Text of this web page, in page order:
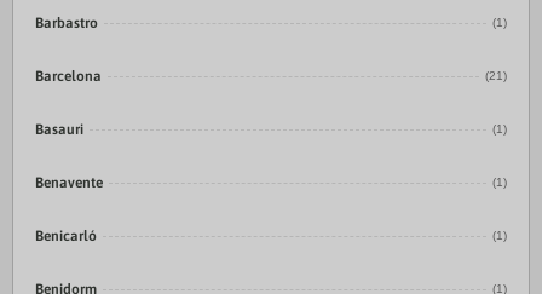
Barbastro (1)
Barcelona (21)
Basauri (1)
Benavente (1)
Benicarló (1)
Benidorm (1)